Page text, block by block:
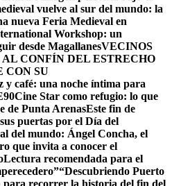
vuelve al sur del mundo: la
nueva Feria Medieval en
Workshop: un
desde MagallanesVECINOS
CONFÍN DEL ESTRECHO
CON SU
y café: una noche íntima para
Cine Star como refugio: lo que
de Punta ArenasEste fin de
puertas por el Día del
del mundo: Ángel Concha, el
que invita a conocer el
Lectura recomendada para el
“Descubriendo Puerto
para recorrer la historia del fin del